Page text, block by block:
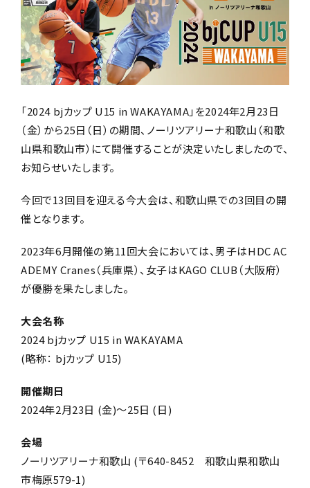
「2024 bjカップ U15 in WAKAYAMA」を2024年2月23日
（金）から25日（日）の期間、ノーリツアリーナ和歌山（和歌
山県和歌山市）にて開催することが決定いたしましたので、
お知らせいたします。
今回で13回目を迎える今大会は、和歌山県での3回目の開
催となります。
2023年6月開催の第11回大会においては、男子はHDC AC
ADEMY Cranes（兵庫県）、女子はKAGO CLUB（大阪府）
が優勝を果たしました。
大会名称
2024 bjカップ U15 in WAKAYAMA
(略称： bjカップ U15)
開催期日
2024年2月23日 (金)～25日 (日)
会場
ノーリツアリーナ和歌山 (〒640-8452 和歌山県和歌山
市梅原579-1)